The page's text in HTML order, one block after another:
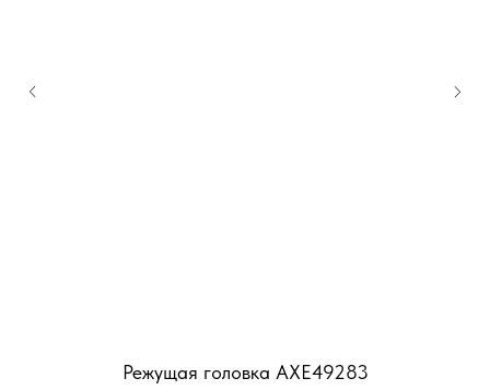
Режущая головка AXE49283